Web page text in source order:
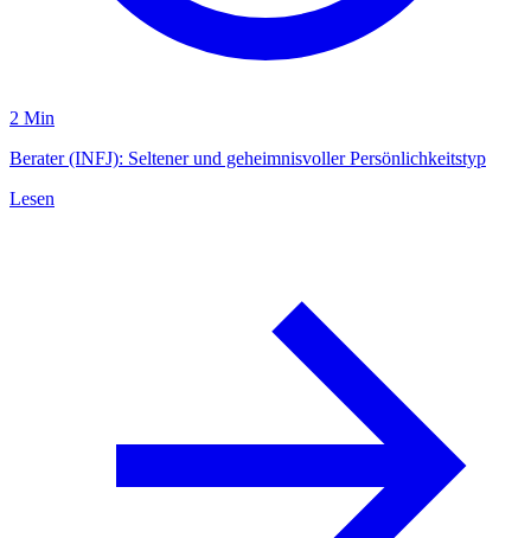
2 Min
Berater (INFJ): Seltener und geheimnisvoller Persönlichkeitstyp
Lesen